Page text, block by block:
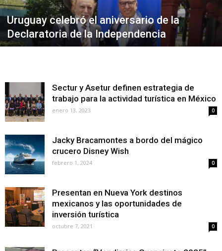
Uruguay celebró el aniversario de la
Declaratoria de la Independencia
Sectur y Asetur definen estrategia de
trabajo para la actividad turística en México
enero 13, 2023 0
Jacky Bracamontes a bordo del mágico
crucero Disney Wish
febrero 1, 2024 0
Presentan en Nueva York destinos
mexicanos y las oportunidades de
inversión turística
octubre 7, 2021 0